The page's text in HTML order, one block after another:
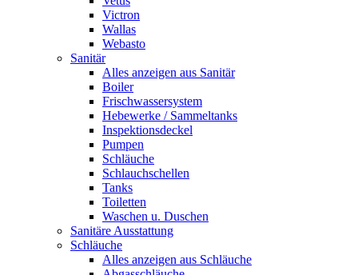
Victron
Wallas
Webasto
Sanitär
Alles anzeigen aus Sanitär
Boiler
Frischwassersystem
Hebewerke / Sammeltanks
Inspektionsdeckel
Pumpen
Schläuche
Schlauchschellen
Tanks
Toiletten
Waschen u. Duschen
Sanitäre Ausstattung
Schläuche
Alles anzeigen aus Schläuche